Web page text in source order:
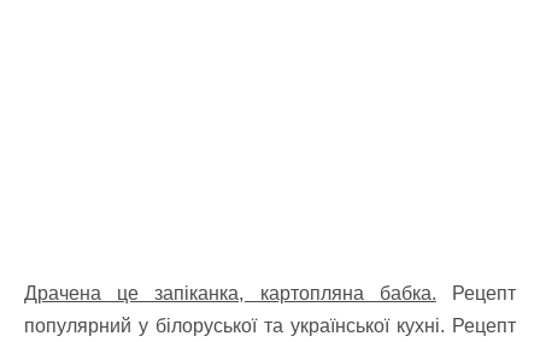
Драчена це запіканка, картопляна бабка. Рецепт
популярний у білоруської та української кухні. Рецепт